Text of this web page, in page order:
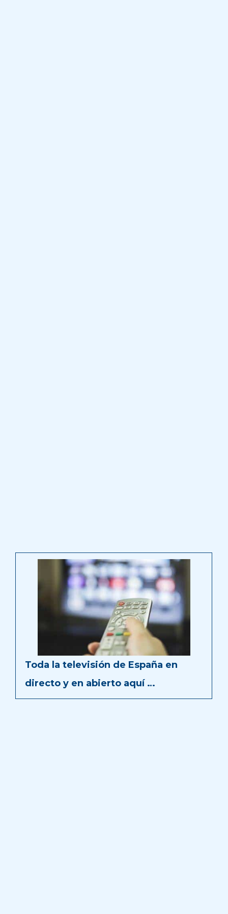
Toda la televisión de España en
directo y en abierto aquí …